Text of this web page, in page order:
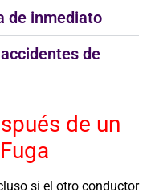
de inmediato
de
de un
si el otro conductor